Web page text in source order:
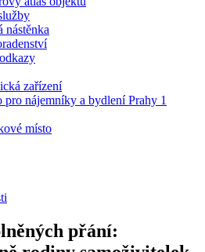
nástěnka
zařízení
nájemníky a bydlení Prahy 1
místo
přání: